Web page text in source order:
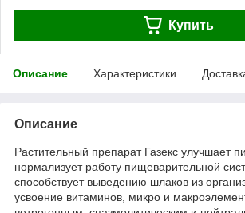
Купить
Описание Характеристики
Описание
Растительный препарат Газекс улучшает
нормализует работу пищеварительной
способствует выведению шлаков из
усвоение витаминов, микро и